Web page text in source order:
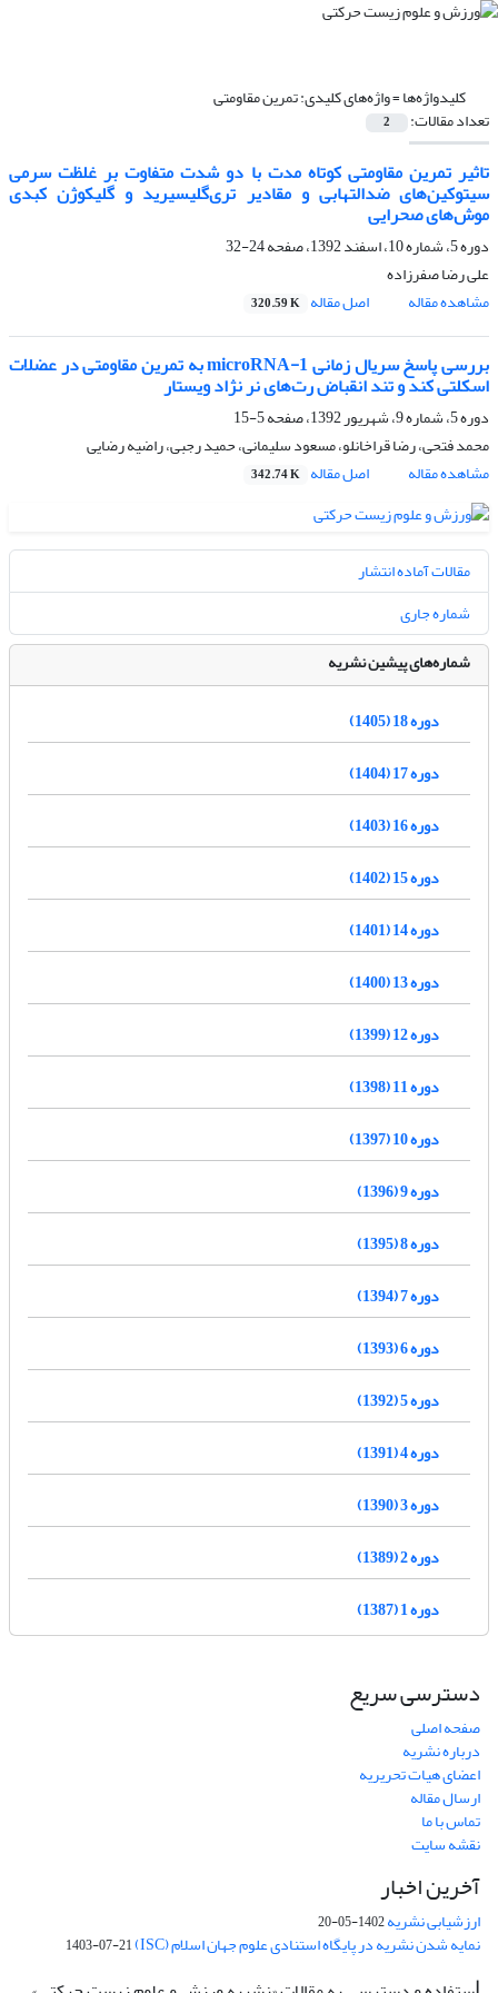
کلیدواژه‌ها =واژه‌های کلیدی: تمرین مقاومتی
تعداد مقالات: 2
تاثیر تمرین مقاومتی کوتاه مدت با دو شدت متفاوت بر غلظت سرمی
سیتوکین‌های ضدالتهابی و مقادیر تری‌گلیسیرید و گلیکوژن کبدی
موش‌های صحرایی
دوره 5، شماره 10، اسفند 1392، صفحه
24-32
علی رضا صفرزاده
مشاهده مقاله
اصل مقاله 320.59 K
بررسی پاسخ سریال زمانی microRNA-1 به تمرین مقاومتی در عضلات
اسکلتی کند و تند انقباض رت‌های نر نژاد ویستار
دوره 5، شماره 9، شهریور 1392، صفحه
5-15
محمد فتحی، رضا قراخانلو، مسعود سلیمانی، حمید رجبی، راضیه رضایی
مشاهده مقاله
اصل مقاله 342.74 K
مقالات آماده انتشار
شماره جاری
شماره‌های پیشین نشریه
دوره 18 (1405)
دوره 17 (1404)
دوره 16 (1403)
دوره 15 (1402)
دوره 14 (1401)
دوره 13 (1400)
دوره 12 (1399)
دوره 11 (1398)
دوره 10 (1397)
دوره 9 (1396)
دوره 8 (1395)
دوره 7 (1394)
دوره 6 (1393)
دوره 5 (1392)
دوره 4 (1391)
دوره 3 (1390)
دوره 2 (1389)
دوره 1 (1387)
دسترسی سریع
صفحه اصلی
درباره نشریه
اعضای هیات تحریریه
ارسال مقاله
تماس با ما
نقشه سایت
آخرین اخبار
ارزشیابی نشریه1402-05-20
نمایه شدن نشریه در پایگاه استنادی علوم جهان اسلام (ISC) 1403-07-21